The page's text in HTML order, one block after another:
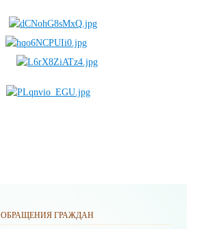
ОБРАЩЕНИЯ ГРАЖДАН